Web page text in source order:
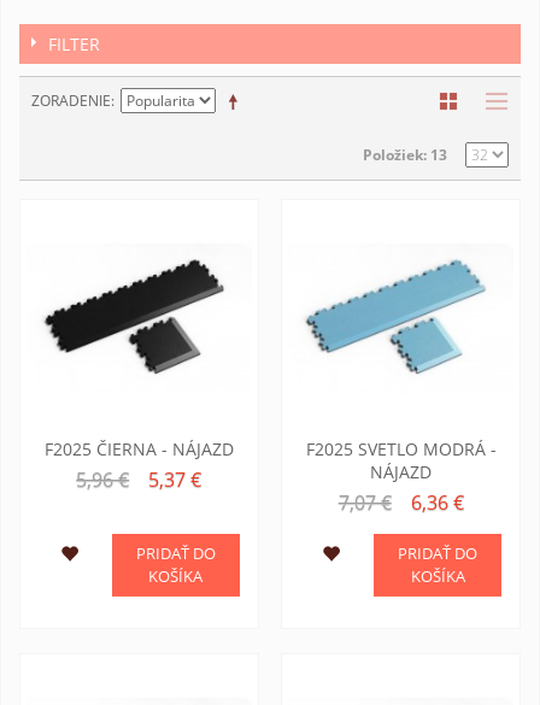
FILTER
ZORADENIE
Položiek: 13
F2025 ČIERNA - NÁJAZD
5,96 € 5,37 €
PRIDAŤ DO
KOŠÍKA
F2025 SVETLO MODRÁ -
NÁJAZD
7,07 € 6,36 €
PRIDAŤ DO
KOŠÍKA